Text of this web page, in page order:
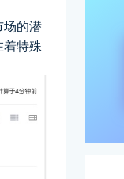
场的潜
着特殊